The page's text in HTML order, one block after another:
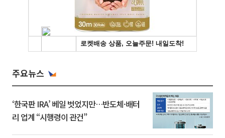
주요뉴스
‘한국판 IRA’ 베일 벗었지만…반도체·배터
리 업계 “시행령이 관건”